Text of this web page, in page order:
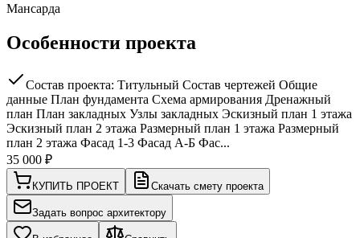
Мансарда
Особенности проекта
Состав проекта: Титульный Состав чертежей Общие
данные План фундамента Схема армирования Дренажный
план План закладных Узлы закладных Эскизный план 1 этажа
Эскизный план 2 этажа Размерный план 1 этажа Размерный
план 2 этажа Фасад 1-3 Фасад А-Б Фас...
35 000 ₽
КУПИТЬ ПРОЕКТ Скачать смету проекта
Задать вопрос архитектору